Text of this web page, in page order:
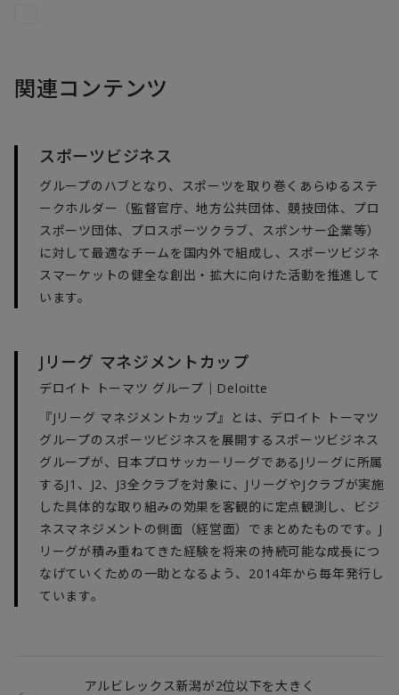
関連コンテンツ
スポーツビジネス
グループのハブとなり、スポーツを取り巻くあらゆるステ
ークホルダー（監督官庁、地方公共団体、競技団体、プロ
スポーツ団体、プロスポーツクラブ、スポンサー企業等）
に対して最適なチームを国内外で組成し、スポーツビジネ
スマーケットの健全な創出・拡大に向けた活動を推進して
います。
Jリーグ マネジメントカップ
デロイト トーマツ グループ｜Deloitte
『Jリーグ マネジメントカップ』とは、デロイト トーマツ
グループのスポーツビジネスを展開するスポーツビジネス
グループが、日本プロサッカーリーグであるJリーグに所属
するJ1、J2、J3全クラブを対象に、JリーグやJクラブが実施
した具体的な取り組みの効果を客観的に定点観測し、ビジ
ネスマネジメントの側面（経営面）でまとめたものです。J
リーグが積み重ねてきた経験を将来の持続可能な成長につ
なげていくための一助となるよう、2014年から毎年発行し
ています。
アルビレックス新潟が2位以下を大きく